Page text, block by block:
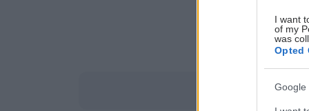
I want
of my
was
Opted
Google